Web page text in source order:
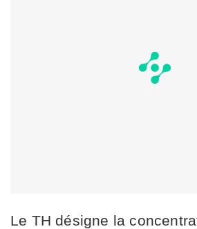
Le TH désigne la